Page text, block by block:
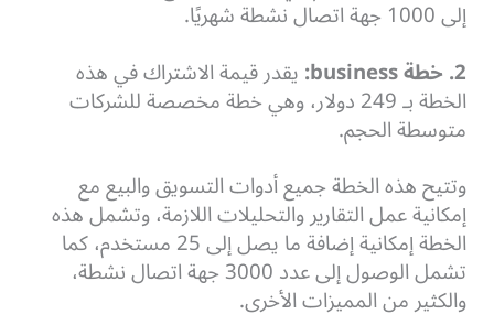
إلى 1000 جهة اتصال نشطة شهريًا.
2. خطة
business
:يقدر قيمة الاشتراك في هذه
الخطة بـ 249 دولار، وهي خطة مخصصة للشركات
متوسطة الحجم.
وتتيح هذه الخطة جميع أدوات التسويق والبيع مع
إمكانية عمل التقارير والتحليلات اللازمة، وتشمل هذه
الخطة إمكانية إضافة ما يصل إلى 25 مستخدم، كما
تشمل الوصول إلى عدد 3000 جهة اتصال نشطة،
والكثير من المميزات الأخرى.